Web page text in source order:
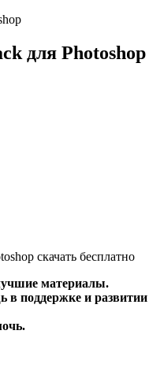
для Photoshop
материалы.
в поддержке и развитии